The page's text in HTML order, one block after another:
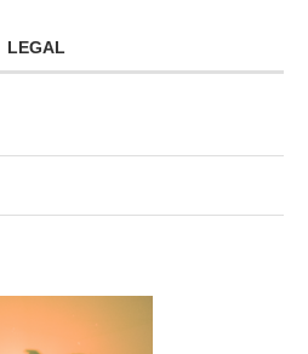
LEGAL